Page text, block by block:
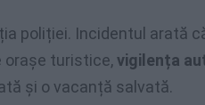
poliției. Incidentul arată
orașe turistice,vigilența
și o vacanță salvată.